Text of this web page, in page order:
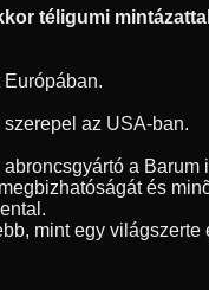
téligumi
az USA-ban.
a Barum
és
mint egy világszerte